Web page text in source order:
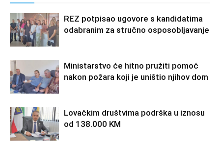
REZ potpisao ugovore s kandidatima
odabranim za stručno osposobljavanje
Ministarstvo će hitno pružiti pomoć
nakon požara koji je uništio njihov dom
Lovačkim društvima podrška u iznosu
od 138.000 KM